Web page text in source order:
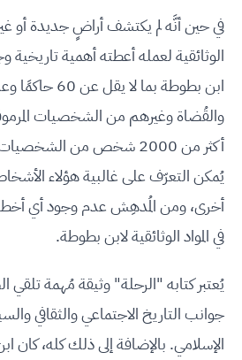
في حين أنَّه لم يكتشف أراضٍ جديدة أو
الوثائقية لعمله أعطته أهمية تاريخية
ابن بطوطة بما
والقُضاة وغيرهم من الشخصيات
أكثر من 2000 شخص من
يُمكن التعرّف على غالبية هؤلاء
أخرى، ومن المُدهِش عدم وجود أي أخطاء
في المواد الوثائقية لابن بطوطة.
يُعتبر كتابه "الرحلة" وثيقة مُهمة
جوانب التاريخ الاجتماعي والثقافي
الإسلامي. بالإضافة إلى ذلك كله، كان